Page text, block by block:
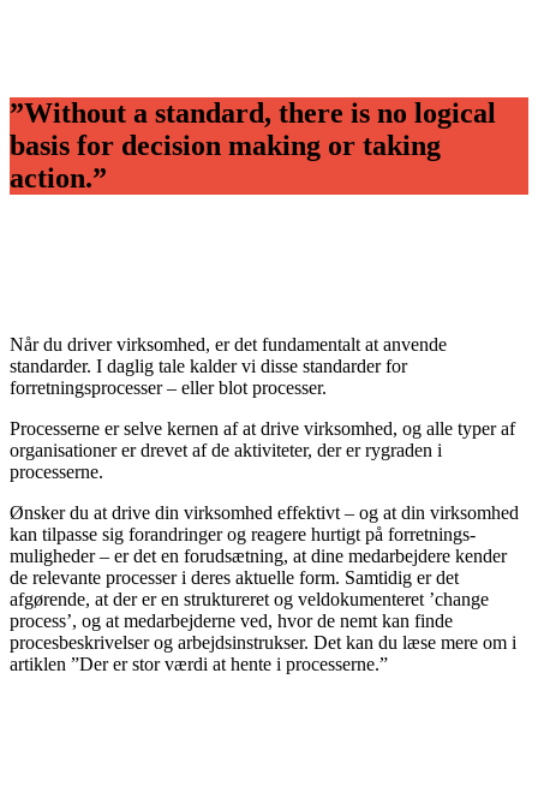
”Without a standard, there is no logical
basis for decision making or taking
action.”
Når du driver virksomhed, er det fundamentalt at anvende
standarder. I daglig tale kalder vi disse standarder for
forretningsprocesser – eller blot processer.
Processerne er selve kernen af at drive virksomhed, og alle typer af
organisationer er drevet af de aktiviteter, der er rygraden i
processerne.
Ønsker du at drive din virksom­hed effektivt – og at din virksomhed
kan tilpasse sig forandringer og reagere hurtigt på forretnings­
muligheder – er det en forudsætning, at dine medarbejdere kender
de relevante processer i deres aktuelle form. Samtidig er det
afgørende, at der er en struktureret og veldokumenteret ’change
process’, og at medarbejderne ved, hvor de nemt kan finde
procesbeskrivelser og arbejdsinstrukser. Det kan du læse mere om i
artiklen ”Der er stor værdi at hente i processerne.”